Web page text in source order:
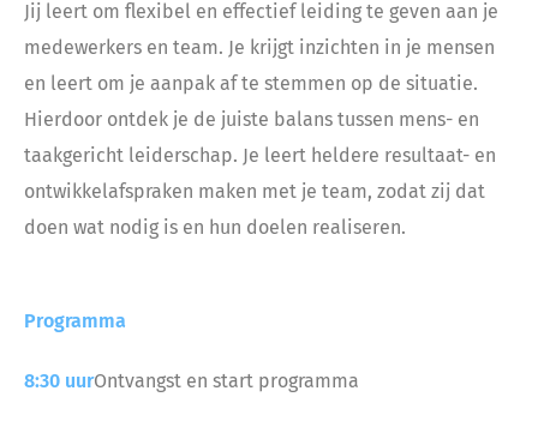
Jij leert om flexibel en effectief leiding te geven aan je
medewerkers en team. Je krijgt inzichten in je mensen
en leert om je aanpak af te stemmen op de situatie.
Hierdoor ontdek je de juiste balans tussen mens- en
taakgericht leiderschap. Je leert heldere resultaat- en
ontwikkelafspraken maken met je team, zodat zij dat
doen wat nodig is en hun doelen realiseren.
Programma
8:30 uurOntvangst en start programma